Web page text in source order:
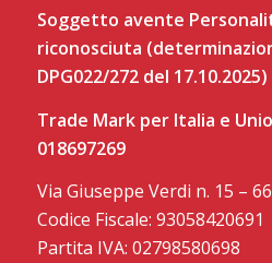
Soggetto avente
riconosciuta
DPG022/272 del 17.10.2025)
Trade Mark per Italia e
018697269
Via Giuseppe Verdi n. 15 –
Codice Fiscale: 93058420691
Partita IVA: 02798580698